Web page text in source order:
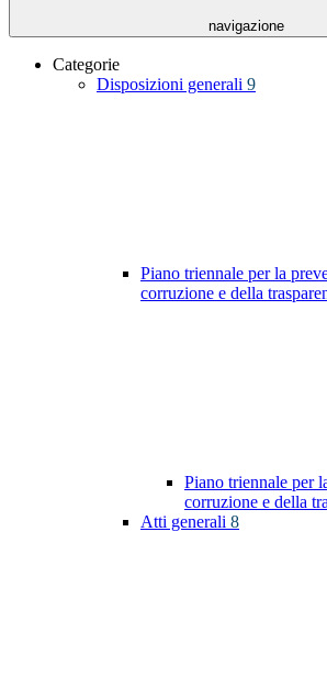
navigazione
Categorie
Disposizioni generali 9
Piano triennale per la
corruzione e della
Piano triennale per
corruzione e della
Atti generali 8